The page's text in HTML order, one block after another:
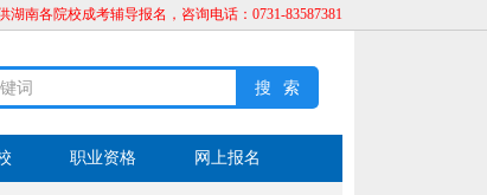
湖南各院校成考辅导报名，咨询电话：0731-83587381
职业资格 网上报名